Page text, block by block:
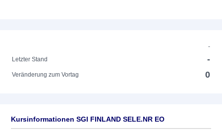
-
Letzter Stand
-
Veränderung zum Vortag 0
Kursinformationen SGI FINLAND SELE.NR EO